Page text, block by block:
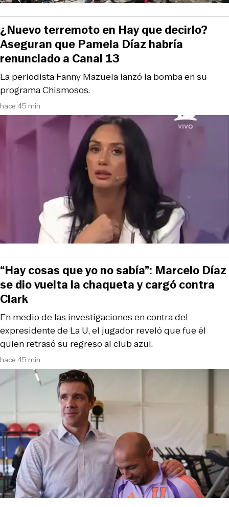
hace 45 min
La periodista Fanny Mazuela lanzó la bomba en su
programa Chismosos.
¿Nuevo terremoto en Hay que decirlo?
Aseguran que Pamela Díaz habría
renunciado a Canal 13
hace 45 min
En medio de las investigaciones en contra del
expresidente de La U, el jugador reveló que fue él
quien retrasó su regreso al club azul.
“Hay cosas que yo no sabía”: Marcelo Díaz
se dio vuelta la chaqueta y cargó contra
Clark